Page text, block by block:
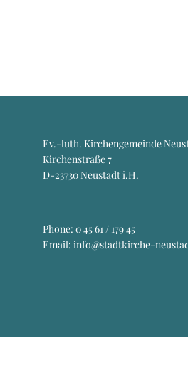
Ev.-luth. Kirchengemeinde
Kirchenstraße 7
D-23730 Neustadt i.H.
Phone: 0 45 61 / 179 45
Email: info@stadtkirche-